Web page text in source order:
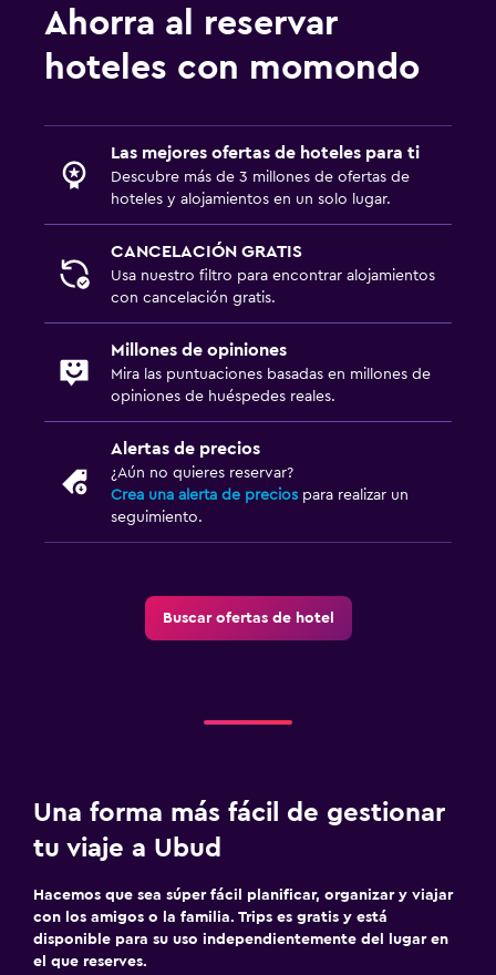
Ahorra al reservar
hoteles con momondo
Las mejores ofertas de hoteles para ti
Descubre más de 3 millones de ofertas de
hoteles y alojamientos en un solo lugar.
CANCELACIÓN GRATIS
Usa nuestro filtro para encontrar alojamientos
con cancelación gratis.
Millones de opiniones
Mira las puntuaciones basadas en millones de
opiniones de huéspedes reales.
Alertas de precios
¿Aún no quieres reservar?
Crea una alerta de precios para realizar un
seguimiento.
Buscar ofertas de hotel
Una forma más fácil de gestionar
tu viaje a Ubud
Hacemos que sea súper fácil planificar, organizar y viajar
con los amigos o la familia. Trips es gratis y está
disponible para su uso independientemente del lugar en
el que reserves.